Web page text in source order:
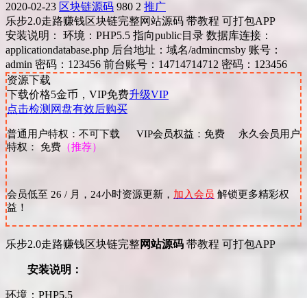
2020-02-23 区块链源码 980 2 推广
乐步2.0走路赚钱区块链完整网站源码 带教程 可打包APP
安装说明： 环境：PHP5.5 指向public目录 数据库连接：
applicationdatabase.php 后台地址：域名/admincmsby 账号：
admin 密码：123456 前台账号：14714714712 密码：123456
资源下载
下载价格5金币，VIP免费升级VIP
点击检测网盘有效后购买
普通用户特权：不可下载 VIP会员权益：免费 永久会员用户
特权： 免费 （推荐）
会员低至 26 / 月，24小时资源更新， 加入会员 解锁更多精彩权
益！
乐步2.0走路赚钱区块链完整网站源码 带教程 可打包APP
安装说明：
环境：PHP5.5